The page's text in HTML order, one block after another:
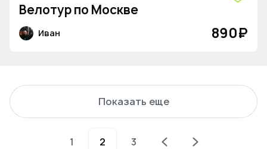
Велотур по Москве
Иван 890₽
Показать еще
1 2 3